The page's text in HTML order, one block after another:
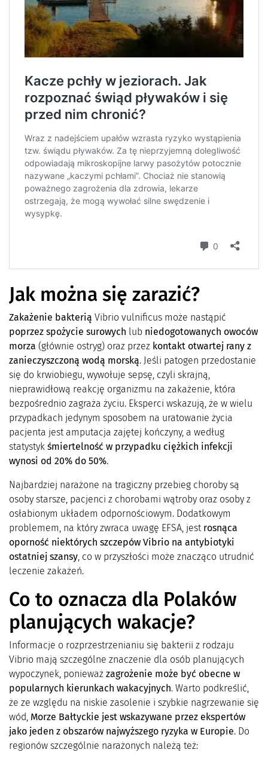
Jak można się zarazić?
Zakażenie bakterią Vibrio vulnificus może nastąpić
poprzez spożycie surowych lub niedogotowanych owoców
morza (głównie ostryg) oraz przez kontakt otwartej rany z
zanieczyszczoną wodą morską. Jeśli patogen przedostanie
się do krwiobiegu, wywołuje sepsę, czyli skrajną,
nieprawidłową reakcję organizmu na zakażenie, która
bezpośrednio zagraża życiu. Eksperci wskazują, że w wielu
przypadkach jedynym sposobem na uratowanie życia
pacjenta jest amputacja zajętej kończyny, a według
statystyk śmiertelność w przypadku ciężkich infekcji
wynosi od 20% do 50%.
Najbardziej narażone na tragiczny przebieg choroby są
osoby starsze, pacjenci z chorobami wątroby oraz osoby z
osłabionym układem odpornościowym. Dodatkowym
problemem, na który zwraca uwagę EFSA, jest rosnąca
oporność niektórych szczepów Vibrio na antybiotyki
ostatniej szansy, co w przyszłości może znacząco utrudnić
leczenie zakażeń.
Co to oznacza dla Polaków
planujących wakacje?
Informacje o rozprzestrzenianiu się bakterii z rodzaju
Vibrio mają szczególne znaczenie dla osób planujących
wypoczynek, ponieważ zagrożenie może być obecne w
popularnych kierunkach wakacyjnych. Warto podkreślić,
że ze względu na niskie zasolenie i szybkie nagrzewanie się
wód, Morze Bałtyckie jest wskazywane przez ekspertów
jako jeden z obszarów najwyższego ryzyka w Europie. Do
regionów szczególnie narażonych należą też: